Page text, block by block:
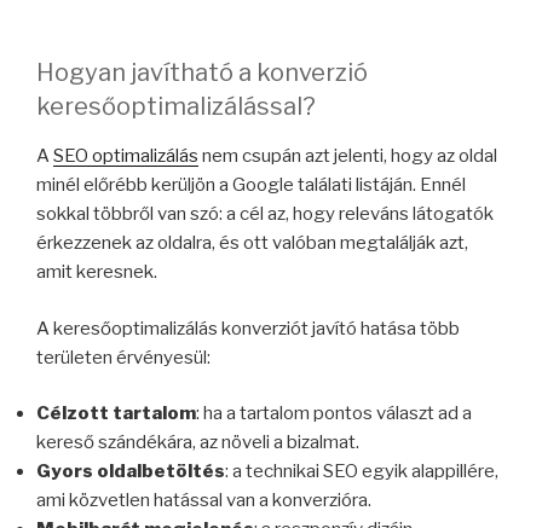
Hogyan javítható a konverzió
keresőoptimalizálással?
ASEO optimalizálás nem csupán azt jelenti, hogy az oldal
minél előrébb kerüljön a Google találati listáján. Ennél
sokkal többről van szó: a cél az, hogy releváns látogatók
érkezzenek az oldalra, és ott valóban megtalálják azt,
amit keresnek.
A keresőoptimalizálás konverziót javító hatása több
területen érvényesül:
Célzott tartalom: ha a tartalom pontos választ ad a
kereső szándékára, az növeli a bizalmat.
Gyors oldalbetöltés: a technikai SEO egyik alappillére,
ami közvetlen hatással van a konverzióra.